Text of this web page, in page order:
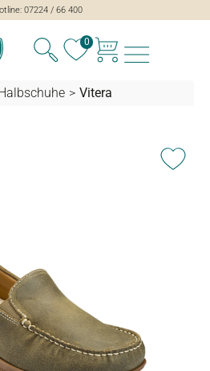
07224 / 66 400
0
> Vitera